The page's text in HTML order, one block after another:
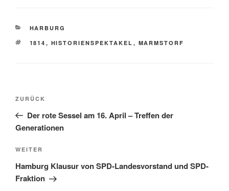
KATEGORIEN
HARBURG
SCHLAGWÖRTER
1814 , HISTORIENSPEKTAKEL , MARMSTORF
Beitragsnavigation
Vorheriger
Beitrag
ZURÜCK
Der rote Sessel am 16. April – Treffen der
Generationen
Nächster
Beitrag
WEITER
Hamburg Klausur von SPD-Landesvorstand und SPD-
Fraktion